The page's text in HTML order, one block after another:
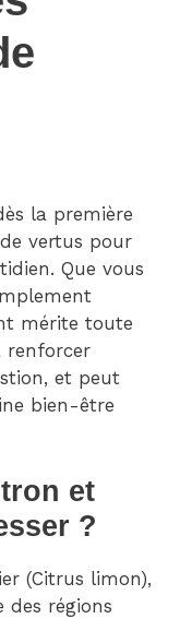
la première
vertus pour
Que vous
mérite toute
renforcer
et peut
bien-être
et
?
(Citrus limon),
régions